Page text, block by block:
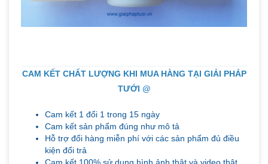
CAM KẾT CHẤT LƯỢNG KHI MUA HÀNG TẠI GIẢI PHÁP
TƯỚI @
Cam kết 1 đổi 1 trong 15 ngày
Cam kết sản phẩm đúng như mô tả
Hỗ trợ đổi hàng miễn phí với các sản phẩm đủ điều
kiện đổi trả